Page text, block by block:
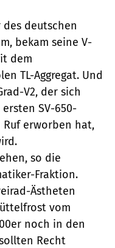
des deutschen
bekam seine V-
dem
TL-Aggregat. Und
V2, der sich
SV-650-
erworben hat,
so die
Fraktion.
Ästheten
vom
noch in den
Recht